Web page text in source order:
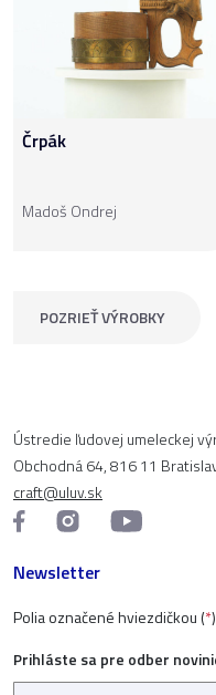
Črpák
Madoš Ondrej
POZRIEŤ VÝROBKY
Ústredie ľudovej umeleckej
Obchodná 64, 816 11
craft@uluv.sk
Newsletter
Polia označené hviezdičkou (*
Prihláste sa pre odber